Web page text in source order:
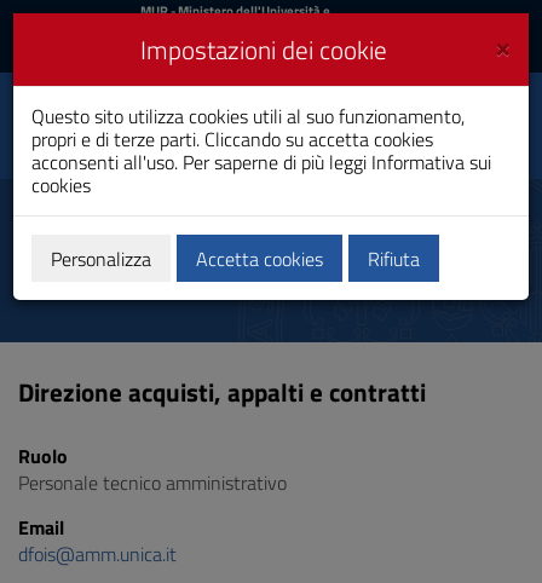
Vai
al
navigazione
sito
al
MIUR
Accedi
MUR- Ministero dell'Università e
Accedi UniCA News
Toggle
navigation
Università degli
Studi di Cagliari
Fois Domenico
Direzione acquisti, appalti e contratti
Ruolo
Personale tecnico amministrativo
Email
dfois@amm.unica.it
×
Impostazioni dei cookie
Questo sito utilizza cookies utili al suo funzionamento,
propri e di terze parti. Cliccando su accetta cookies
acconsenti all'uso. Per saperne di più leggi Informativa sui
cookies
Personalizza Accetta cookies Rifiuta